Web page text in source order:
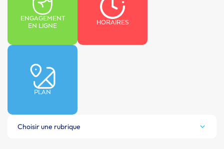
ENGAGEMENT
EN LIGNE
HORAIRES
PLAN
Choisir une rubrique